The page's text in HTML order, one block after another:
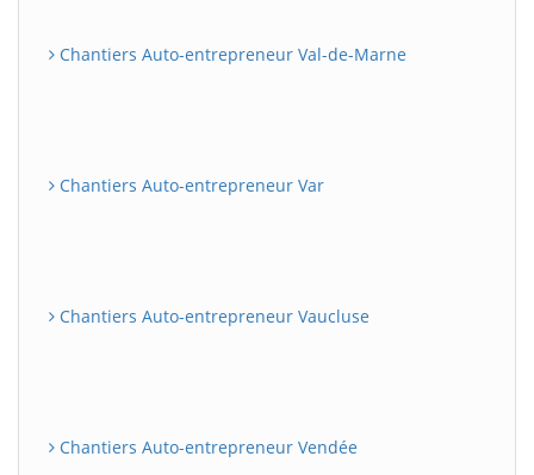
Chantiers Auto-entrepreneur Val-de-Marne
Chantiers Auto-entrepreneur Var
Chantiers Auto-entrepreneur Vaucluse
Chantiers Auto-entrepreneur Vendée